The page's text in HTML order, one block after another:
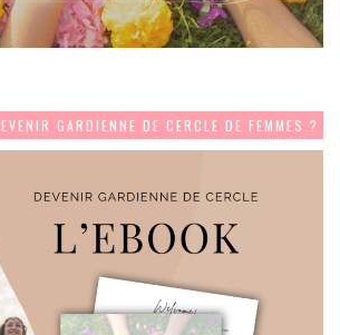
GARDIENNE DE CERCLE DE FEMMES ?